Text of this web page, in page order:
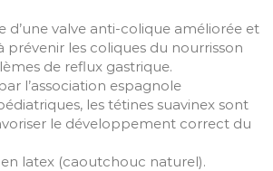
d’une valve anti-colique améliorée et
prévenir les coliques du nourrisson
de reflux gastrique.
l’association espagnole
les tétines suavinex sont
le développement correct du
latex (caoutchouc naturel).